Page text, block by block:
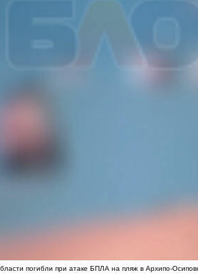
погибли при атаке БПЛА на пляж в Архипо-